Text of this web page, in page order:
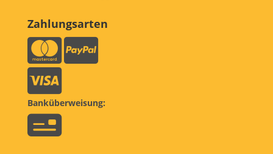
Zahlungsarten
Banküberweisung: